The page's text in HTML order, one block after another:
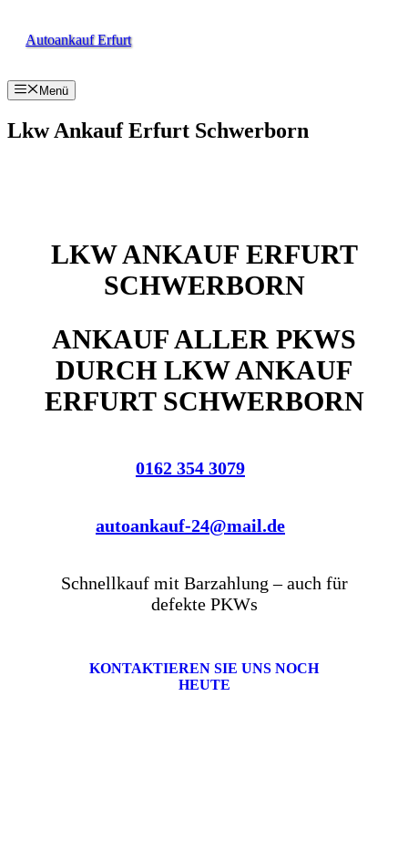
InhaltAutoankauf Erfurt
Menü
Lkw Ankauf Erfurt Schwerborn
LKW ANKAUF ERFURT
SCHWERBORN
ANKAUF ALLER PKWS
DURCH LKW ANKAUF
ERFURT SCHWERBORN
0162 354 3079
autoankauf-24@mail.de
Schnellkauf mit Barzahlung – auch für
defekte PKWs
KONTAKTIEREN SIE UNS NOCH
HEUTE